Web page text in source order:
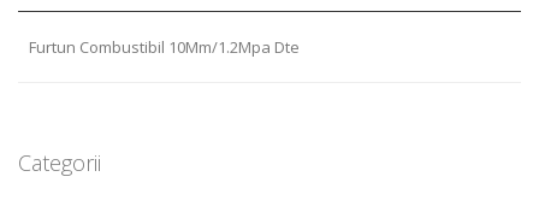
Furtun Combustibil 10Mm/1.2Mpa Dte
Categorii